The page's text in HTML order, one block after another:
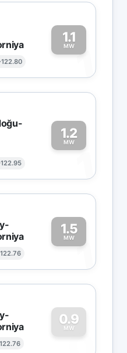
1.1
MW1
1.2
MW
1
1.5
MW1
0.9
MW